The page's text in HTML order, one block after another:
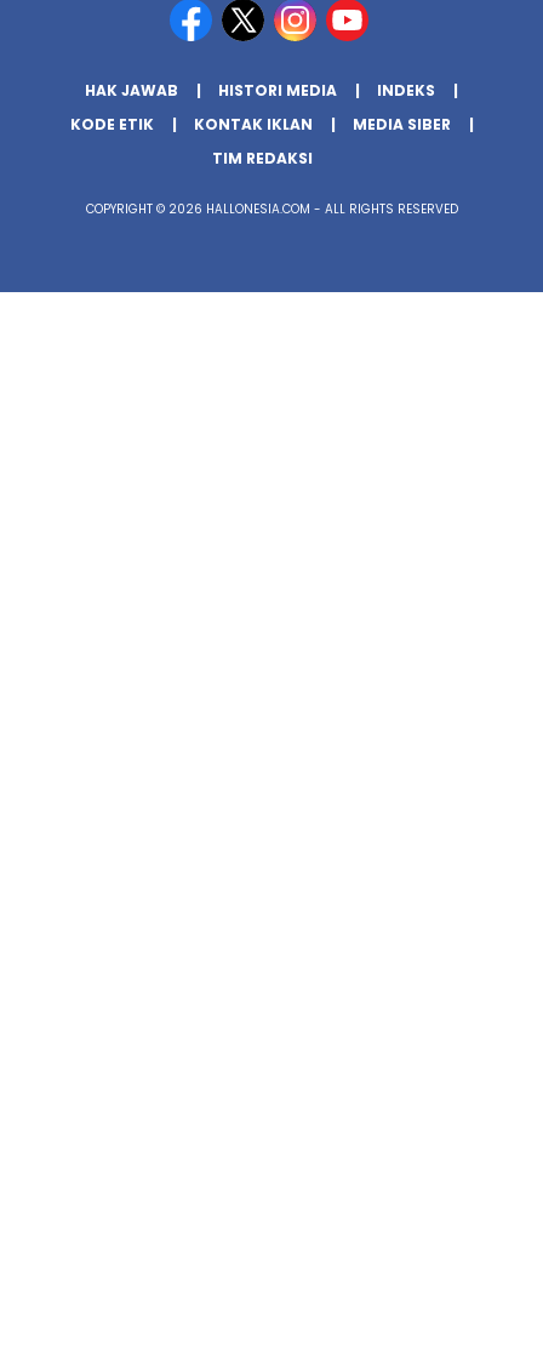
HAK JAWAB HISTORI MEDIA
INDEKS
KODE ETIK
KONTAK IKLAN
MEDIA SIBER
TIM REDAKSI
COPYRIGHT © 2026 HALLONESIA.COM - ALL RIGHTS RESERVED